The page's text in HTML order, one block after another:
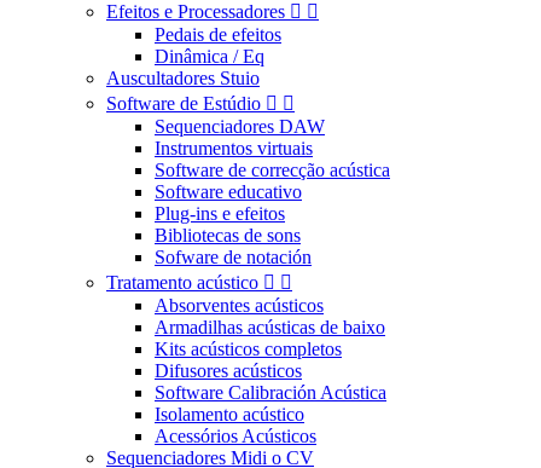
Efeitos e Processadores  
Pedais de efeitos
Dinâmica / Eq
Auscultadores Stuio
Software de Estúdio  
Sequenciadores DAW
Instrumentos virtuais
Software de correcção acústica
Software educativo
Plug-ins e efeitos
Bibliotecas de sons
Sofware de notación
Tratamento acústico  
Absorventes acústicos
Armadilhas acústicas de baixo
Kits acústicos completos
Difusores acústicos
Software Calibración Acústica
Isolamento acústico
Acessórios Acústicos
Sequenciadores Midi o CV